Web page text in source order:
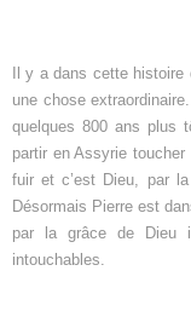
Il y a dans cette
une chose
quelques 800 ans plus
partir en Assyrie
fuir et c’est Dieu, par
Désormais Pierre est
par la grâce de Dieu
intouchables.